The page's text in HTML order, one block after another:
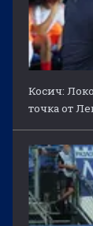
Косич:
точка от